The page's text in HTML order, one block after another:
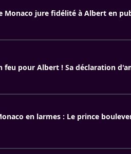
Monaco jure fidélité à Albert en
feu pour Albert ! Sa déclaration
en larmes : Le prince